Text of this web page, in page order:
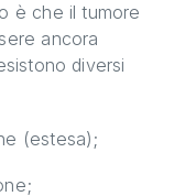
è che il tumore
ancora
diversi
(estesa);